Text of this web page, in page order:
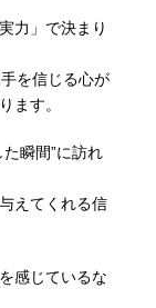
力」で決まり
を信じる心が
ます。
瞬間”に訪れ
えてくれる信
感じているな